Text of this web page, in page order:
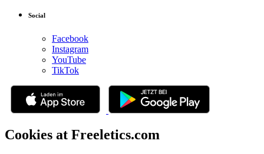
Social
Facebook
Instagram
YouTube
TikTok
Cookies at Freeletics.com